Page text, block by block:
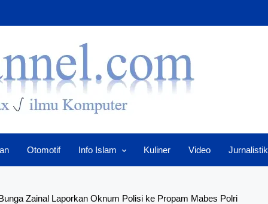
Otomotif Info Islam Kuliner Video Jurnalistik
Zainal Laporkan Oknum Polisi ke Propam Mabes Polri